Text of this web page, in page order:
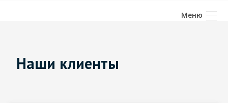
Наши клиенты